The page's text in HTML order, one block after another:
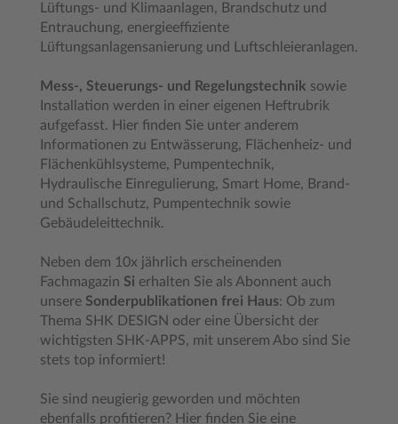
Lüftungs- und Klimaanlagen, Brandschutz und
Entrauchung, energieeffiziente
Lüftungsanlagensanierung und Luftschleieranlagen.
Mess-, Steuerungs- und Regelungstechnik sowie
Installation werden in einer eigenen Heftrubrik
aufgefasst. Hier finden Sie unter anderem
Informationen zu Entwässerung, Flächenheiz- und
Flächenkühlsysteme, Pumpentechnik,
Hydraulische Einregulierung, Smart Home, Brand-
und Schallschutz, Pumpentechnik sowie
Gebäudeleittechnik.
Neben dem 10x jährlich erscheinenden
Fachmagazin Si erhalten Sie als Abonnent auch
unsere Sonderpublikationen frei Haus: Ob zum
Thema SHK DESIGN oder eine Übersicht der
wichtigsten SHK-APPS, mit unserem Abo sind Sie
stets top informiert!
Sie sind neugierig geworden und möchten
ebenfalls profitieren? Hier finden Sie eine